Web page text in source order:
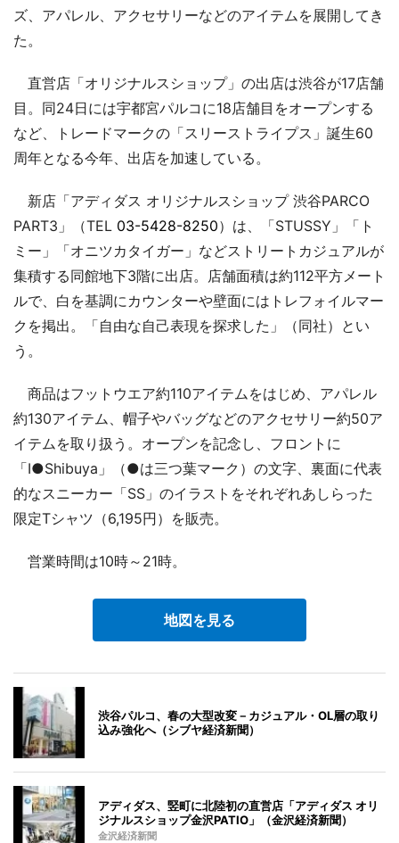
ズ、アパレル、アクセサリーなどのアイテムを展開してき
た。
直営店「オリジナルスショップ」の出店は渋谷が17店舗
目。同24日には宇都宮パルコに18店舗目をオープンする
など、トレードマークの「スリーストライプス」誕生60
周年となる今年、出店を加速している。
新店「アディダス オリジナルスショップ 渋谷PARCO
PART3」（TEL 03-5428-8250）は、「STUSSY」「ト
ミー」「オニツカタイガー」などストリートカジュアルが
集積する同館地下3階に出店。店舗面積は約112平方メート
ルで、白を基調にカウンターや壁面にはトレフォイルマー
クを掲出。「自由な自己表現を探求した」（同社）とい
う。
商品はフットウエア約110アイテムをはじめ、アパレル
約130アイテム、帽子やバッグなどのアクセサリー約50ア
イテムを取り扱う。オープンを記念し、フロントに
「I●Shibuya」（●は三つ葉マーク）の文字、裏面に代表
的なスニーカー「SS」のイラストをそれぞれあしらった
限定Tシャツ（6,195円）を販売。
営業時間は10時～21時。
地図を見る
渋谷パルコ、春の大型改変－カジュアル・OL層の取り
込み強化へ（シブヤ経済新聞）
アディダス、竪町に北陸初の直営店「アディダス オリ
ジナルスショップ金沢PATIO」（金沢経済新聞）
金沢経済新聞